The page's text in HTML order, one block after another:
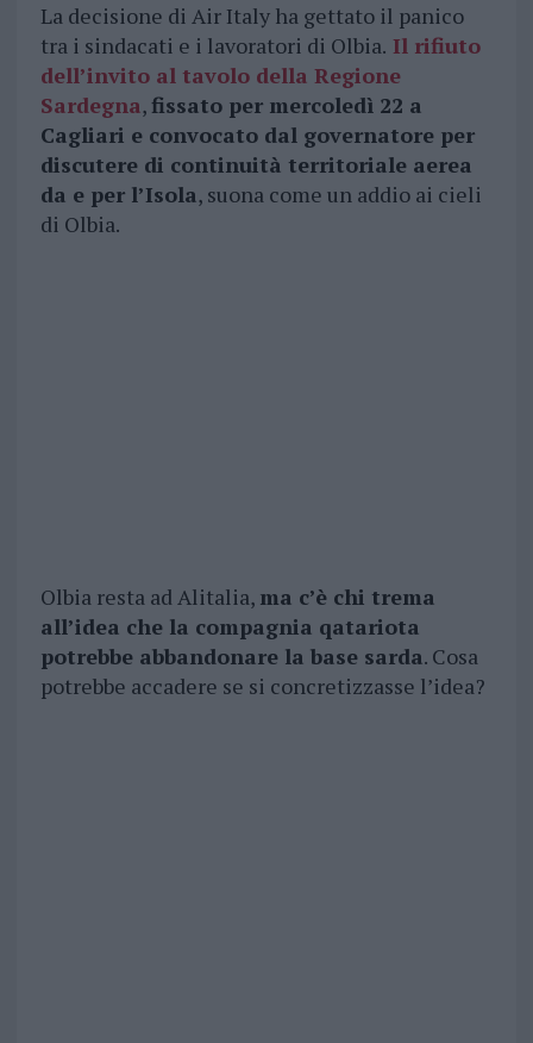
La decisione di Air Italy ha gettato il panico
tra i sindacati e i lavoratori di Olbia. Il rifiuto
dell’invito al tavolo della Regione
Sardegna,fissato per mercoledì 22 a
Cagliari e convocato dal governatore per
discutere di continuità territoriale aerea
da e per l’Isola, suona come un addio ai cieli
di Olbia.
Olbia resta ad Alitalia, ma c’è chi trema
all’idea che la compagnia qatariota
potrebbe abbandonare la base sarda. Cosa
potrebbe accadere se si concretizzasse l’idea?